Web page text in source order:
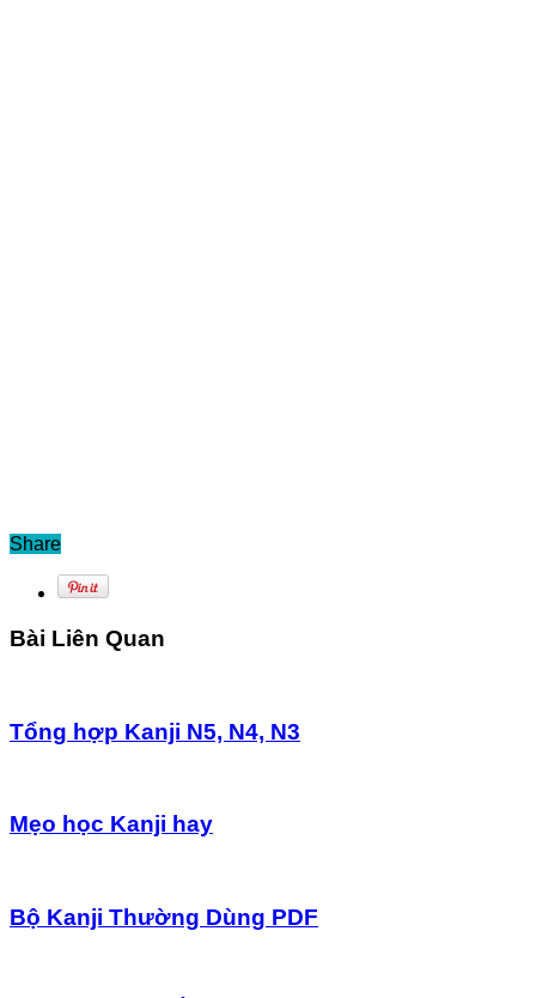
Share
Bài Liên Quan
Tổng hợp Kanji N5, N4, N3
Mẹo học Kanji hay
Bộ Kanji Thường Dùng PDF